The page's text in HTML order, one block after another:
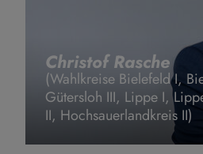
Christof Rasche
(Wahlkreise Bielefeld I,
Gütersloh III, Lippe I,
II, Hochsauerlandkreis II)